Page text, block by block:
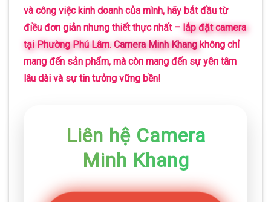
và công việc kinh doanh của mình, hãy bắt đầu từ
điều đơn giản nhưng thiết thực nhất – lắp đặt camera
tại Phường Phú Lâm. Camera Minh Khangkhông chỉ
mang đến sản phẩm, mà còn mang đến sự yên tâm
lâu dài và sự tin tưởng vững bền!
Liên hệ Camera
Minh Khang